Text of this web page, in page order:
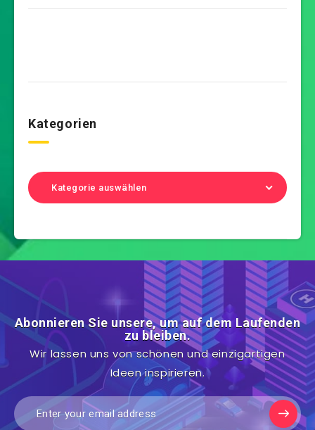
Kategorien
Kategorie auswählen
Abonnieren Sie unsere, um auf dem Laufenden
zu bleiben.
Wir lassen uns von schönen und einzigartigen
Ideen inspirieren.